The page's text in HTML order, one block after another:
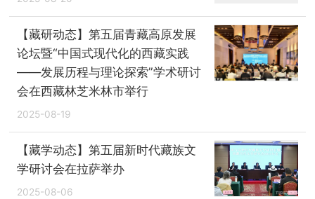
【藏研动态】第五届青藏高原发展
论坛暨“中国式现代化的西藏实践
——发展历程与理论探索”学术研讨
会在西藏林芝米林市举行
2025-08-19
【藏学动态】第五届新时代藏族文
学研讨会在拉萨举办
2025-08-06